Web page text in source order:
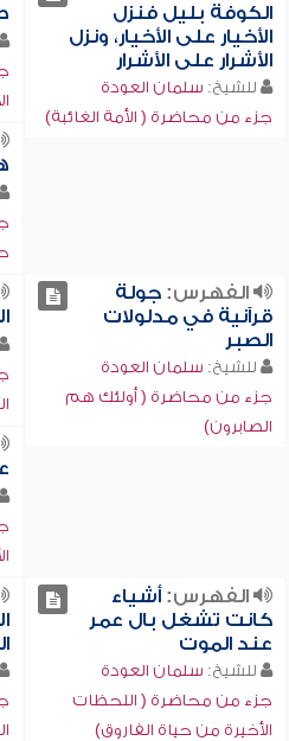
الكوفة بليل فنزل
الأخيار على الأخيار، ونزل
الأشرار على الأشرار
للشيخ: سلمان العودة
جزء من محاضرة ( الأمة الغائبة)
الفهرس:جولة
قرآنية في مدلولات
الصبر
للشيخ: سلمان العودة
جزء من محاضرة ( أولئك هم
الصابرون)
الفهرس:أشياء
كانت تشغل بال عمر
عند الموت
للشيخ: سلمان العودة
جزء من محاضرة ( اللحظات
الأخيرة من حياة الفاروق)